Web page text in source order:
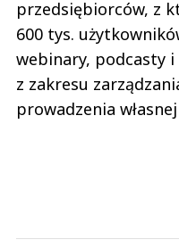
przedsiębiorców, z
600 tys.
webinary, podcasty
z zakresu
prowadzenia